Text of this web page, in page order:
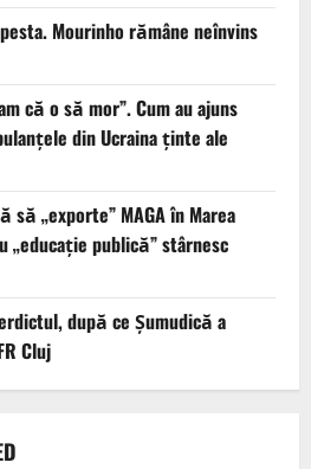
Mourinho rămâne neînvins
că o să mor”. Cum au ajuns
din Ucraina ținte ale
să „exporte” MAGA în Marea
„educație publică” stârnesc
după ce Șumudică a
Cluj